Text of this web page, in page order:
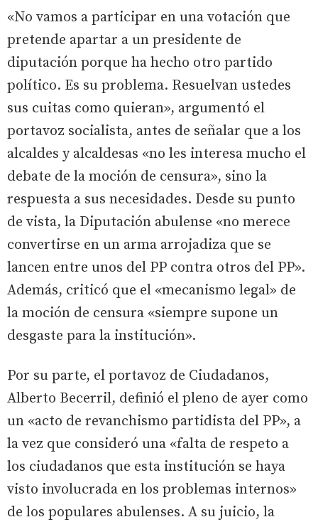
«No vamos a participar en una votación que
pretende apartar a un presidente de
diputación porque ha hecho otro partido
político. Es su problema. Resuelvan ustedes
sus cuitas como quieran», argumentó el
portavoz socialista, antes de señalar que a los
alcaldes y alcaldesas «no les interesa mucho el
debate de la moción de censura», sino la
respuesta a sus necesidades. Desde su punto
de vista, la Diputación abulense «no merece
convertirse en un arma arrojadiza que se
lancen entre unos del PP contra otros del PP».
Además, criticó que el «mecanismo legal» de
la moción de censura «siempre supone un
desgaste para la institución».
Por su parte, el portavoz de Ciudadanos,
Alberto Becerril, definió el pleno de ayer como
un «acto de revanchismo partidista del PP», a
la vez que consideró una «falta de respeto a
los ciudadanos que esta institución se haya
visto involucrada en los problemas internos»
de los populares abulenses. A su juicio, la